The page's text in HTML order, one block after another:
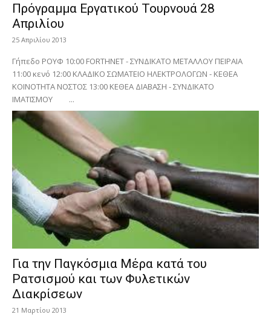
Πρόγραμμα Εργατικού Τουρνουά 28
Απριλίου
25 Απριλίου 2013
Γήπεδο ΡΟΥΦ 10:00 FORTHNET - ΣΥΝΔΙΚΑΤΟ ΜΕΤΑΛΛΟΥ ΠΕΙΡΑΙΑ
11:00 κενό 12:00 ΚΛΑΔΙΚΟ ΣΩΜΑΤΕΙΟ ΗΛΕΚΤΡΟΛΟΓΩΝ - ΚΕΘΕΑ
ΚΟΙΝΟΤΗΤΑ ΝΟΣΤΟΣ 13:00 ΚΕΘΕΑ ΔΙΑΒΑΣΗ - ΣΥΝΔΙΚΑΤΟ
ΙΜΑΤΙΣΜΟΥ ...
Για την Παγκόσμια Μέρα κατά του
Ρατσισμού και των Φυλετικών
Διακρίσεων
21 Μαρτίου 2013